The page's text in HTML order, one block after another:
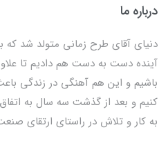
درباره ما
دنیای آقای طرح زمانی متولد شد
آینده دست به دست هم دادیم تا
باشیم و این هم آهنگی در زندگی
کنیم و بعد از گذشت سه سال به
به کار و تلاش در راستای ارتقای